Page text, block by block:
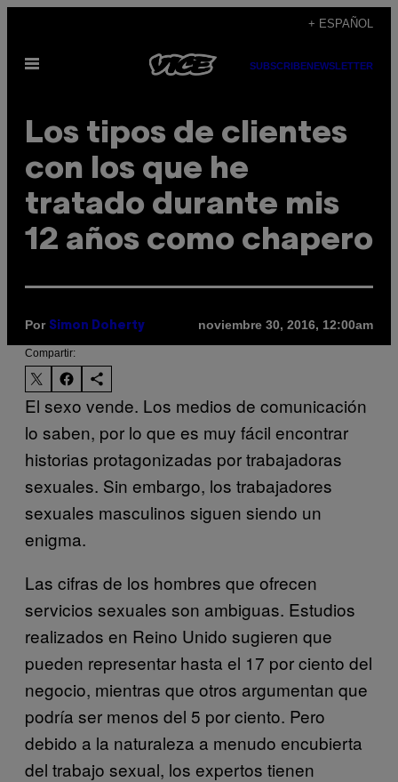
contenido
+ ESPAÑOL
Abrir
SUBSCRIBENEWSLETTER
Los tipos de clientes
con los que he
tratado durante mis
12 años como chapero
Por Simon Doherty noviembre 30, 2016, 12:00am
Compartir:
El sexo vende. Los medios de comunicación
lo saben, por lo que es muy fácil encontrar
historias protagonizadas por trabajadoras
sexuales. Sin embargo, los trabajadores
sexuales masculinos siguen siendo un
enigma.
Las cifras de los hombres que ofrecen
servicios sexuales son ambiguas. Estudios
realizados en Reino Unido sugieren que
pueden representar hasta el 17 por ciento del
negocio, mientras que otros argumentan que
podría ser menos del 5 por ciento. Pero
debido a la naturaleza a menudo encubierta
del trabajo sexual, los expertos tienen